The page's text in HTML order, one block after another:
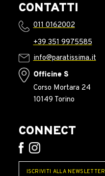
CONTATTI
011 0162002
+39 351 9975585
info@paratissima.it
Officine S
Corso Mortara 24
10149 Torino
CONNECT
ISCRIVITI ALLA NEWSLETTER